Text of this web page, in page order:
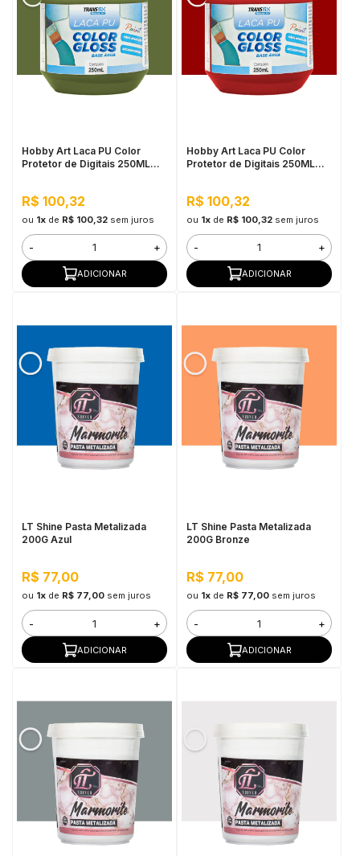
Hobby Art Laca PU Color
Protetor de Digitais 250ML
R$ 100,32
ou 1xde R$ 100,32 sem juros
- +
ADICIONAR
Hobby Art Laca PU Color
Protetor de Digitais 250ML
R$ 100,32
ou 1xde R$ 100,32 sem juros
- +
ADICIONAR
LT Shine Pasta Metalizada
200G Azul
R$ 77,00
ou 1xde R$ 77,00 sem juros
- +
ADICIONAR
LT Shine Pasta Metalizada
200G Bronze
R$ 77,00
ou 1xde R$ 77,00 sem juros
- +
ADICIONAR